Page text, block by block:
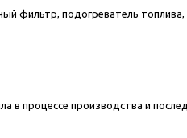
фильтр, подогреватель топлива,
в процессе производства и